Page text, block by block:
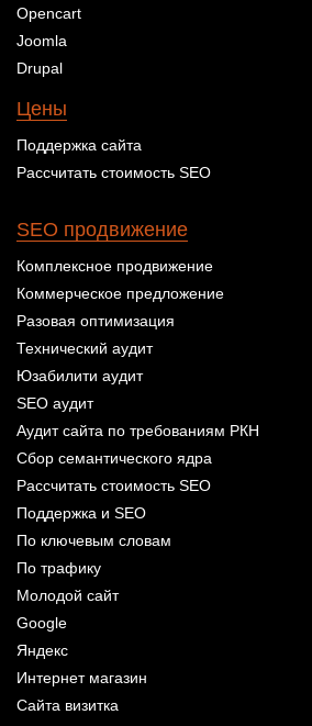
Opencart
Joomla
Drupal
Цены
Поддержка сайта
Рассчитать стоимость SEO
SEO продвижение
Комплексное продвижение
Коммерческое предложение
Разовая оптимизация
Технический аудит
Юзабилити аудит
SEO аудит
Аудит сайта по требованиям РКН
Сбор семантического ядра
Рассчитать стоимость SEO
Поддержка и SEO
По ключевым словам
По трафику
Молодой сайт
Google
Яндекс
Интернет магазин
Сайта визитка